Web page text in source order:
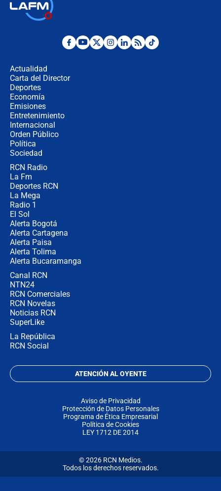
Estratega de Abelardo de la Espriella
Actualidad
Carta del Director
Deportes
Economía
Emisiones
Entretenimiento
Internacional
Orden Público
Política
Sociedad
RCN Radio
La Fm
Deportes RCN
La Mega
Radio 1
El Sol
Alerta Bogotá
Alerta Cartagena
Alerta Paisa
Alerta Tolima
Alerta Bucaramanga
Canal RCN
NTN24
RCN Comerciales
RCN Novelas
Noticias RCN
SuperLike
La República
RCN Social
ATENCIÓN AL OYENTE
Aviso de Privacidad
Protección de Datos Personales
Programa de Ética Empresarial
Política de Cookies
LEY 1712 DE 2014
© 2026 RCN Medios.
Todos los derechos reservados.